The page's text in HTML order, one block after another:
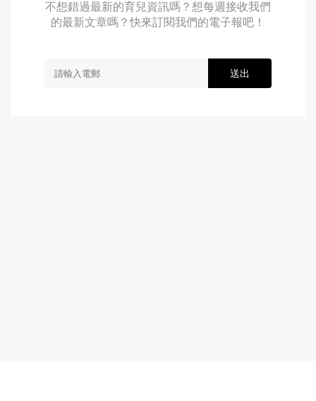
不想錯過最新的育兒資訊嗎？想每週接收我們
的最新文章嗎？快來訂閱我們的電子報吧！
送出